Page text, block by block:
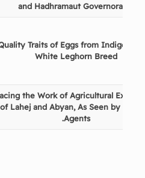
and Hadhramaut Governorates
Traits of Eggs from
White Leghorn Breed
the Work of Agricultural
Lahej and Abyan, As Seen by
Agents.